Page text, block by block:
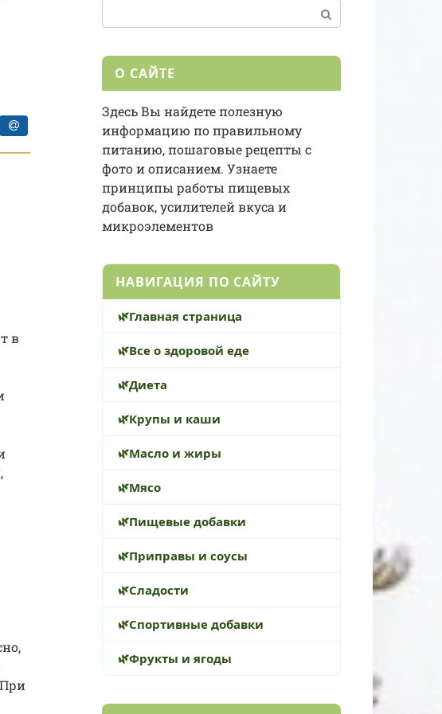
в
О САЙТЕ
Здесь Вы найдете полезную
информацию по правильному
питанию, пошаговые рецепты с
фото и описанием. Узнаете
принципы работы пищевых
добавок, усилителей вкуса и
микроэлементов
НАВИГАЦИЯ ПО САЙТУ
Главная страница
Все о здоровой еде
Диета
Крупы и каши
Масло и жиры
Мясо
Пищевые добавки
Приправы и соусы
Сладости
Спортивные добавки
Фрукты и ягоды